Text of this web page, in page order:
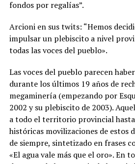
fondos por regalías”.
Arcioni en sus twits: “Hemos
impulsar un plebiscito a nivel
todas las voces del pueblo».
Las voces del pueblo parecen
durante los últimos 19 años de
megaminería (empezando por
2002 y su plebiscito de 2003).
a todo el territorio provincial
históricas movilizaciones de estos
de siempre, sintetizado en frases
«El agua vale más que el oro». En